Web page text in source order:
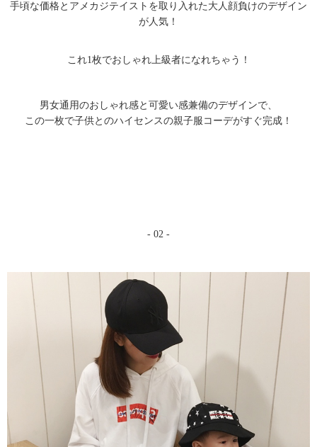
手頃な価格とアメカジテイストを取り入れた大人顔負けのデザイン
が人気！
これ1枚でおしゃれ上級者になれちゃう！
男女通用のおしゃれ感と可愛い感兼備のデザインで、
この一枚で子供とのハイセンスの親子服コーデがすぐ完成！
- 02 -